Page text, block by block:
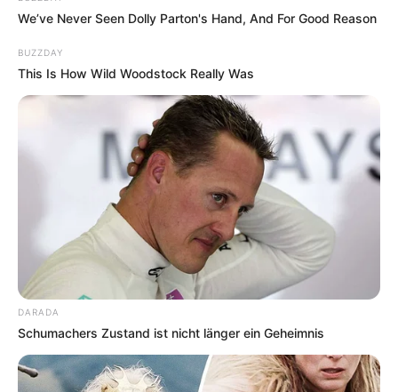
We’ve Never Seen Dolly Parton's Hand, And For Good Reason
BUZZDAY
This Is How Wild Woodstock Really Was
DARADA
Schumachers Zustand ist nicht länger ein Geheimnis